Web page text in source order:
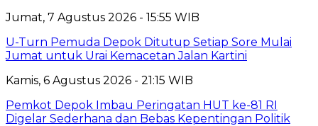
Jumat, 7 Agustus 2026 - 15:55 WIB
U-Turn Pemuda Depok Ditutup Setiap Sore Mulai
Jumat untuk Urai Kemacetan Jalan Kartini
Kamis, 6 Agustus 2026 - 21:15 WIB
Pemkot Depok Imbau Peringatan HUT ke-81 RI
Digelar Sederhana dan Bebas Kepentingan Politik